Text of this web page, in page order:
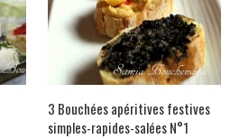
3 Bouchées apéritives festives
simples-rapides-salées N°1